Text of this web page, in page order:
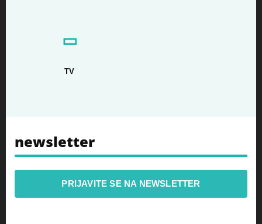
▭
TV
newsletter
PRIJAVITE SE NA NEWSLETTER